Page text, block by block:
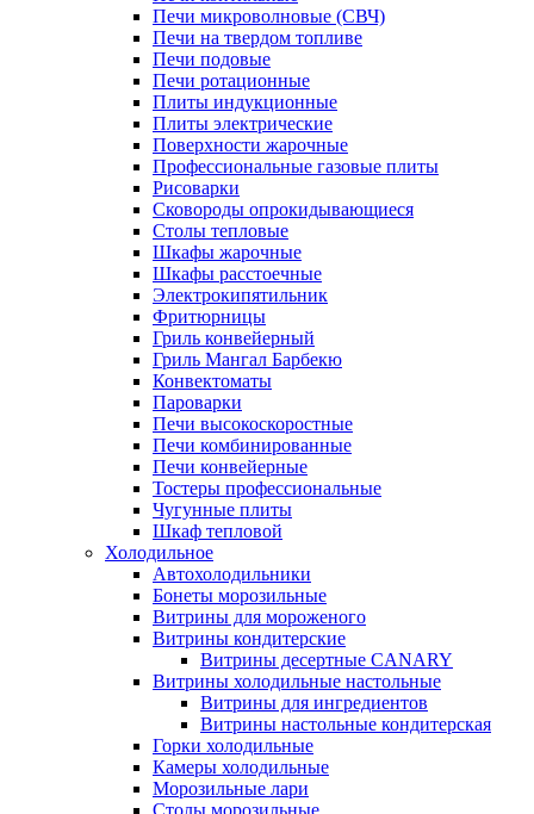
Печи микроволновые (СВЧ)
Печи на твердом топливе
Печи подовые
Печи ротационные
Плиты индукционные
Плиты электрические
Поверхности жарочные
Профессиональные газовые плиты
Рисоварки
Сковороды опрокидывающиеся
Столы тепловые
Шкафы жарочные
Шкафы расстоечные
Электрокипятильник
Фритюрницы
Гриль конвейерный
Гриль Мангал Барбекю
Конвектоматы
Пароварки
Печи высокоскоростные
Печи комбинированные
Печи конвейерные
Тостеры профессиональные
Чугунные плиты
Шкаф тепловой
Холодильное
Автохолодильники
Бонеты морозильные
Витрины для мороженого
Витрины кондитерские
Витрины десертные CANARY
Витрины холодильные настольные
Витрины для ингредиентов
Витрины настольные кондитерская
Горки холодильные
Камеры холодильные
Морозильные лари
Столы морозильные